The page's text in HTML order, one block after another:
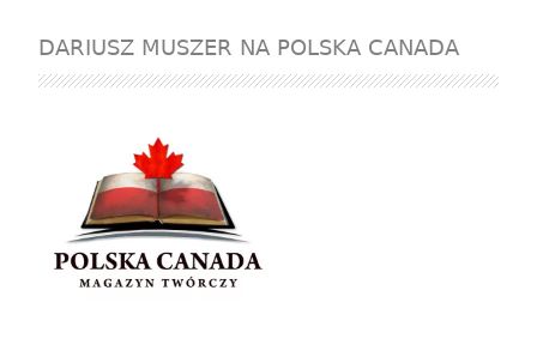
DARIUSZ MUSZER NA POLSKA CANADA